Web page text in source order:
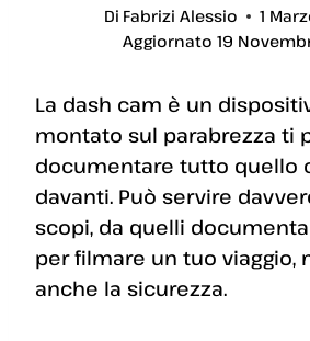
Di Fabrizi Alessio
1
Aggiornato 19
La dash cam è un
montato sul parabrezza ti
documentare tutto quello
davanti. Può servire
scopi, da quelli
per filmare un tuo viaggio,
anche la sicurezza.